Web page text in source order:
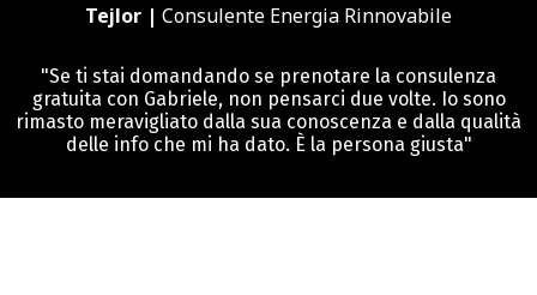
Tejlor | Consulente Energia Rinnovabile
"Se ti stai domandando se prenotare la consulenza
gratuita con Gabriele, non pensarci due volte. Io sono
rimasto meravigliato dalla sua conoscenza e dalla qualità
delle info che mi ha dato. È la persona giusta"